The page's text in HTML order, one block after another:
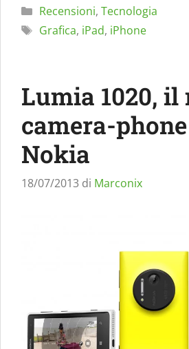
Categorie
Recensioni, Tecnologia
Tag
Grafica, iPad, iPhone
Lumia 1020, il
camera-
Nokia
18/07/2013 di Marconix